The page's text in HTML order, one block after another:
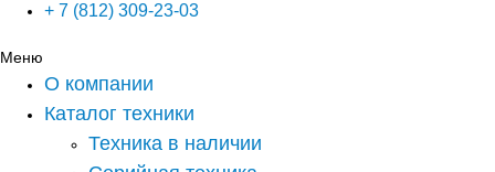
+ 7 (812) 309-23-03
Меню
О компании
Каталог техники
Техника в наличии